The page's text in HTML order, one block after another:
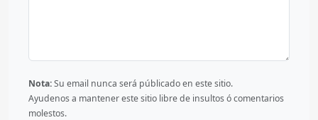
Nota:Su email nunca será públicado en este sitio.
Ayudenos a mantener este sitio libre de insultos ó comentarios
molestos.